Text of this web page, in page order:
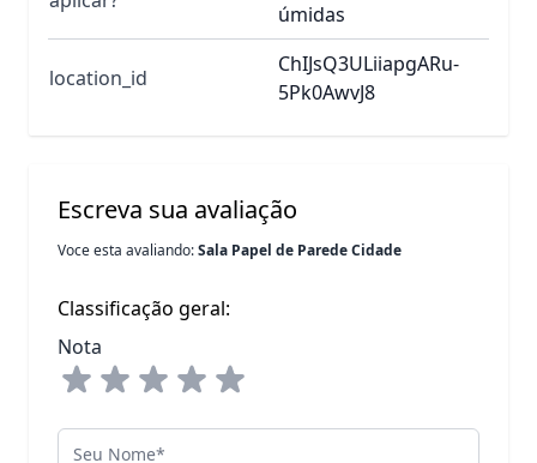
úmidas
location_id
ChIJsQ3ULiiapgARu-
5Pk0AwvJ8
Escreva sua avaliação
Voce esta avaliando:Sala Papel de Parede Cidade
Classificação geral:
Nota
Seu Nome